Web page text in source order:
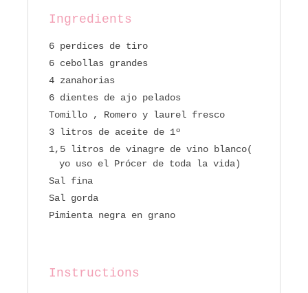
Ingredients
6 perdices de tiro
6 cebollas grandes
4 zanahorias
6 dientes de ajo pelados
Tomillo , Romero y laurel fresco
3 litros de aceite de 1º
1,5 litros de vinagre de vino blanco(
yo uso el Prócer de toda la vida)
Sal fina
Sal gorda
Pimienta negra en grano
Instructions